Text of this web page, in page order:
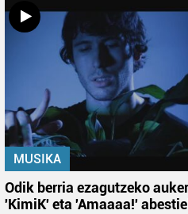
MUSIKA
Odik berria ezagutzeko
'KimiK' eta 'Amaaaa!'